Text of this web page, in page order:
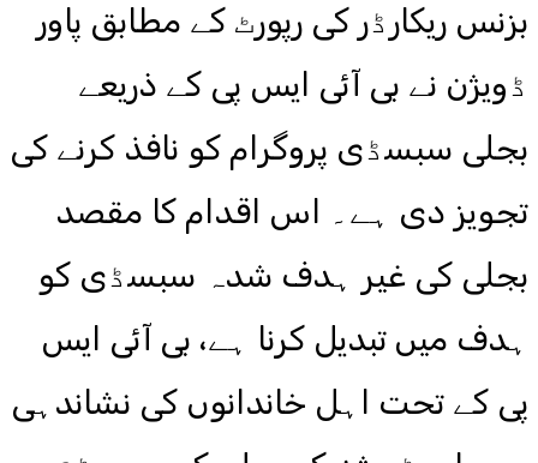
بزنس ریکارڈر کی رپورٹ کے مطابق پاور
ڈویژن نے بی آئی ایس پی کے ذریعے
بجلی سبسڈی پروگرام کو نافذ کرنے کی
تجویز دی ہے۔ اس اقدام کا مقصد
بجلی کی غیر ہدف شدہ سبسڈی کو
ہدف میں تبدیل کرنا ہے، بی آئی ایس
پی کے تحت اہل خاندانوں کی نشاندہی